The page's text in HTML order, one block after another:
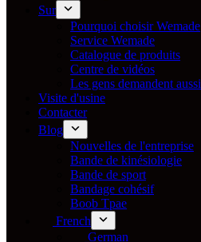
Sur
Pourquoi choisir Wemade
Service Wemade
Catalogue de produits
Centre de vidéos
Les gens demandent aussi
Visite d'usine
Contacter
Blog
Nouvelles de l'entreprise
Bande de kinésiologie
Bande de sport
Bandage cohésif
Boob Tpae
French
German